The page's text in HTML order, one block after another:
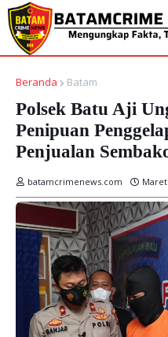
Beranda Batam
Polsek Batu Aji
Penipuan
Penjualan
batamcrimenews.com Maret